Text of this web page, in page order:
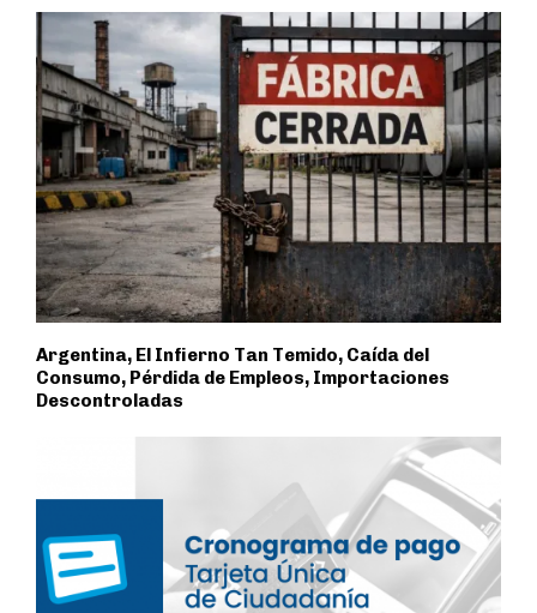
Argentina, El Infierno Tan Temido, Caída del
Consumo, Pérdida de Empleos, Importaciones
Descontroladas